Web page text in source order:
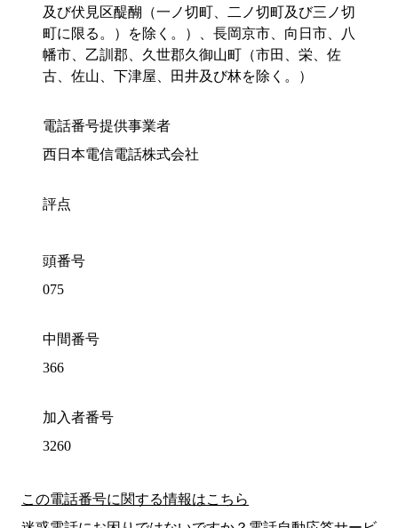
及び伏見区醍醐（一ノ切町、二ノ切町及び三ノ切
町に限る。）を除く。）、長岡京市、向日市、八
幡市、乙訓郡、久世郡久御山町（市田、栄、佐
古、佐山、下津屋、田井及び林を除く。）
電話番号提供事業者
西日本電信電話株式会社
評点
頭番号
075
中間番号
366
加入者番号
3260
この電話番号に関する情報はこちら